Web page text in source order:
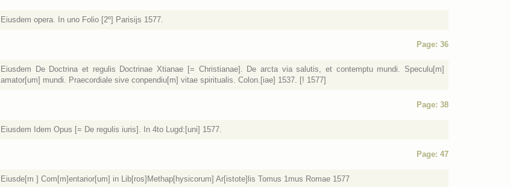
Eiusdem opera. In uno Folio [2º] Parisijs 1577.
Page: 36
Eiusdem De Doctrina et regulis Doctrinae Xtianae [= Christianae]. De arcta via salutis, et contemptu mundi. Speculu[m]
amator[um] mundi. Praecordiale sive conpendiu[m] vitae spiritualis. Colon.[iae] 1537. [! 1577]
Page: 38
Eiusdem Idem Opus [= De regulis iuris]. In 4to Lugd:[uni] 1577.
Page: 47
Eiusde[m ] Com[m]entarior[um] in Lib[ros]Methap[hysicorum] Ar[istote]lis Tomus 1mus Romae 1577